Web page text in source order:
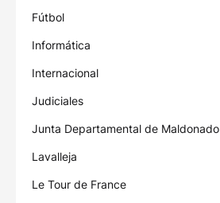
Fútbol
Informática
Internacional
Judiciales
Junta Departamental de Maldonado
Lavalleja
Le Tour de France